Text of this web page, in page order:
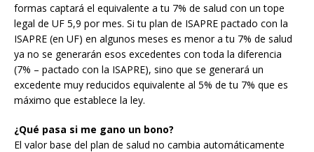
formas captará el equivalente a tu 7% de salud con un tope
legal de UF 5,9 por mes. Si tu plan de ISAPRE pactado con la
ISAPRE (en UF) en algunos meses es menor a tu 7% de salud
ya no se generarán esos excedentes con toda la diferencia
(7% – pactado con la ISAPRE), sino que se generará un
excedente muy reducidos equivalente al 5% de tu 7% que es
máximo que establece la ley.
¿Qué pasa si me gano un bono?
El valor base del plan de salud no cambia automáticamente